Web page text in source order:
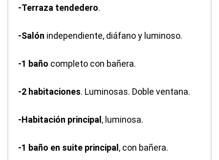
-Terraza tendedero.
-Salón independiente, diáfano y luminoso.
-1 baño completo con bañera.
-2 habitaciones. Luminosas. Doble ventana.
-Habitación principal , luminosa.
-1 baño en suite principal , con bañera.